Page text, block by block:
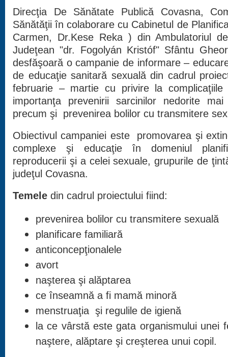
Direcţia De Sănătate Publică Covasna,
Sănătăţii în colaborare cu Cabinetul de
Carmen, Dr.Kese Reka ) din Ambulatoriul
Judeţean "dr. Fogolyán Kristóf" Sfântu
desfăşoară o campanie de informare –
de educaţie sanitară sexuală din cadrul
februarie – martie cu privire la complicaţiile
importanţa prevenirii sarcinilor nedorite
precum şi prevenirea bolilor cu transmitere
Obiectivul campaniei este promovarea şi
complexe şi educaţie în domeniul
reproducerii şi a celei sexuale, grupurile de
judeţul Covasna.
Temele din cadrul proiectului fiind:
prevenirea bolilor cu transmitere sexuală
planificare familiară
anticoncepţionalele
avort
naşterea şi alăptarea
ce înseamnă a fi mamă minoră
menstruaţia şi regulile de igienă
la ce vârstă este gata organismului unei
naştere, alăptare şi creşterea unui copil.